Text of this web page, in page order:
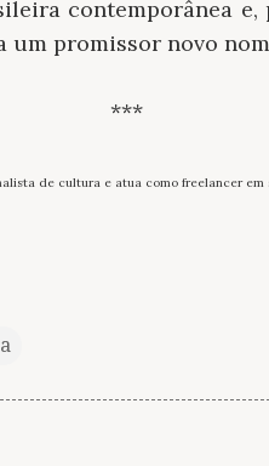
contemporânea e,
um promissor novo
***
de cultura e atua como freelancer em